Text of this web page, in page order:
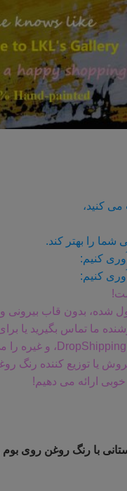
کنید،
شما را بهتر کند.
کنیم:
کنیم:
ما تماس بگیرید یا
یا توزیع کننده رنگ
خوبی ارائه می دهیم!
با رنگ روغن روی بوم